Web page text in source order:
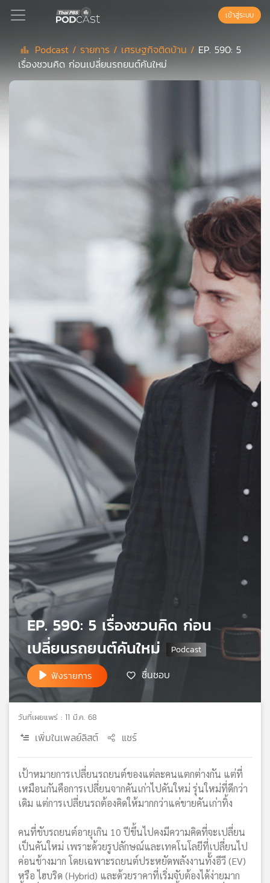
Podcast
เพลง
บทความ
ข่าว
และ
กิจกรรม
เครือ
ข่าย
วิทยุ
ไทย
พี
บี
เอส
แผนที่
วิทยุ
เครือ
ข่าย
เข้าสู่ระบบ
Podcast / รายการ / เศรษฐกิจติดบ้าน / EP. 590: 5
เรื่องชวนคิด ก่อนเปลี่ยนรถยนต์คันใหม่
EP. 590: 5 เรื่องชวนคิด ก่อน
เปลี่ยนรถยนต์คันใหม่
ฟังรายการ ชื่นชอบ
วันที่เผยแพร่ : 11 มี.ค. 68
เพิ่มในเพลย์ลิสต์ แชร์
เป้าหมายการเปลี่ยนรถยนต์ของแต่ละคนแตกต่างกัน แต่ที่
เหมือนกันคือการเปลี่ยนจากคันเก่าไปคันใหม่ รุ่นใหม่ที่ดีกว่า
เดิม แต่การเปลี่ยนรถต้องคิดให้มากกว่าแค่ขายคันเก่าทิ้ง
คนที่ขับรถยนต์อายุเกิน 10 ปีขึ้นไปคงมีความคิดที่จะเปลี่ยน
เป็นคันใหม่ เพราะด้วยรูปลักษณ์และเทคโนโลยีที่เปลี่ยนไป
ค่อนข้างมาก โดยเฉพาะรถยนต์ประหยัดพลังงานทั้งอีวี (EV)
หรือ ไฮบริด (Hybrid) และด้วยราคาที่เริ่มจับต้องได้ง่ายมาก